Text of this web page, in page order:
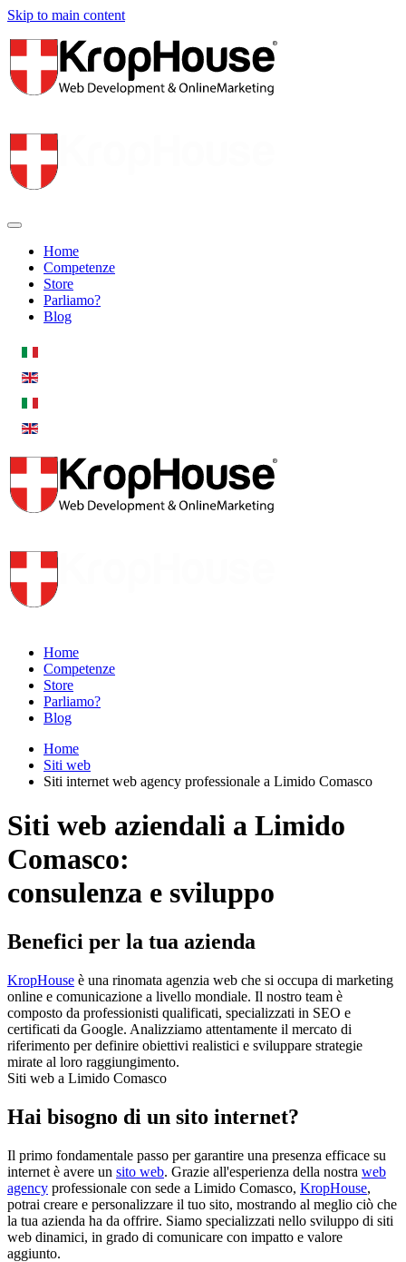
Skip to main content
Home
Competenze
Store
Parliamo?
Blog
Home
Competenze
Store
Parliamo?
Blog
Home
Siti web
Siti internet web agency professionale a Limido Comasco
Siti web aziendali a Limido
Comasco:
consulenza e sviluppo
Benefici per la tua azienda
KropHouse è una rinomata agenzia web che si occupa di marketing
online e comunicazione a livello mondiale. Il nostro team è
composto da professionisti qualificati, specializzati in SEO e
certificati da Google. Analizziamo attentamente il mercato di
riferimento per definire obiettivi realistici e sviluppare strategie
mirate al loro raggiungimento.
Siti web a Limido Comasco
Hai bisogno di un sito internet?
Il primo fondamentale passo per garantire una presenza efficace su
internet è avere un sito web. Grazie all'esperienza della nostra web
agency professionale con sede a Limido Comasco, KropHouse,
potrai creare e personalizzare il tuo sito, mostrando al meglio ciò che
la tua azienda ha da offrire. Siamo specializzati nello sviluppo di siti
web dinamici, in grado di comunicare con impatto e valore
aggiunto.